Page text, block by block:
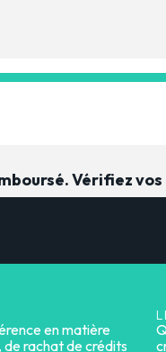
Vérifiez
en matière
rachat de crédits